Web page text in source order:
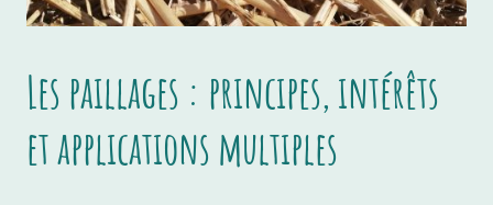
Les paillages : principes, intérêts
et applications multiples